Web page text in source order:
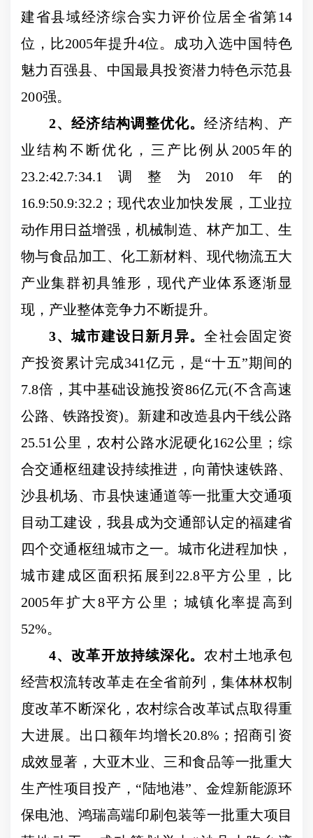
建省县域经济综合实力评价位居全省第14
位，比2005年提升4位。 成功入选中国特色
魅力百强县、中国最具投资潜力特色示范县
200强。
2、经济结构调整优化。经济结构、产
业结构不断优化，三产比例从 2005年的
23.2:42.7:34.1
调整为 2010 年的
16.9:50.9:32.2 ；现代农业加快发展，工业拉
动作用日益增强，机械制造、林产加工、生
物与食品加工、化工新材料、现代物流五大
产业集群初具雏形，现代产业体系逐渐显
现，产业整体竞争力不断提升。
3、城市建设日新月异。全社会固定资
产投资累计完成341亿元，是“十五”期间的
7.8倍，其中基础设施投资86亿元(不含高速
公路、铁路投资)。新建和改造县内干线公路
25.51公里，农村公路水泥硬化162公里；综
合交通枢纽建设持续推进，向莆快速铁路、
沙县机场、市县快速通道等一批重大交通项
目动工建设，我县成为交通部认定的福建省
四个交通枢纽城市之一。城市化进程加快，
城市建成区面积拓展到 22.8平方公里，比
2005年扩大8平方公里；城镇化率提高到
52%。
4、改革开放持续深化。农村土地承包
经营权流转改革走在全省前列，集体林权制
度改革不断深化，农村综合改革试点取得重
大进展。出口额年均增长20.8% ；招商引资
成效显著，大亚木业、三和食品等一批重大
生产性项目投产， “陆地港”、金煌新能源环
保电池、鸿瑞高端印刷包装等一批重大项目